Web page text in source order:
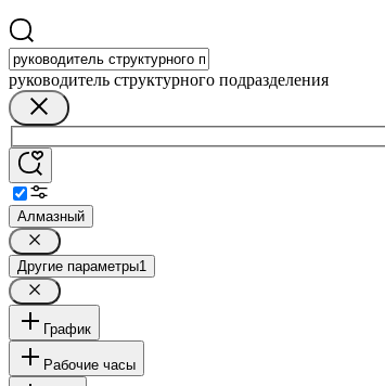
руководитель структурного подразделения
Алмазный
Другие параметры1
График
Рабочие часы